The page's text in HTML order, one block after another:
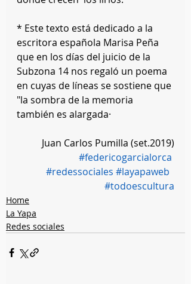
* Este texto está dedicado a la
escritora española Marisa Peña
que en los días del juicio de la
Subzona 14 nos regaló un poema
en cuyas de líneas se sostiene que
"la sombra de la memoria
también es alargada·
Juan Carlos Pumilla (set.2019)
#federicogarcialorca
#redessociales #layapaweb
#todoescultura
Home
La Yapa
Redes sociales